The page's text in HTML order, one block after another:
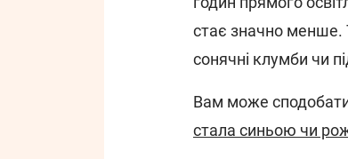
стає значно менше.
сонячні клумби чи
Вам може
стала синьою чи